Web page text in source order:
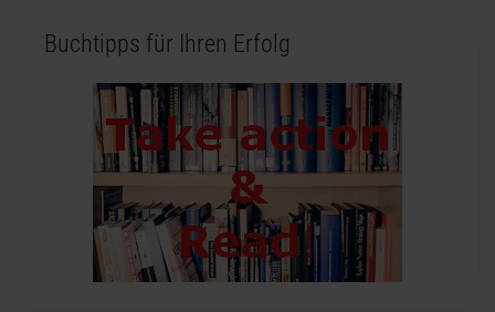
Buchtipps für Ihren Erfolg